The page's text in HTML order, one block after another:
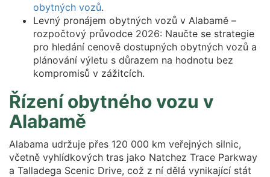
obytných vozů.
Levný pronájem obytných vozů v Alabamě –
rozpočtový průvodce 2026: Naučte se strategie
pro hledání cenově dostupných obytných vozů a
plánování výletu s důrazem na hodnotu bez
kompromisů v zážitcích.
Řízení obytného vozu v
Alabamě
Alabama udržuje přes 120 000 km veřejných silnic,
včetně vyhlídkových tras jako Natchez Trace Parkway
a Talladega Scenic Drive, což z ní dělá vynikající stát